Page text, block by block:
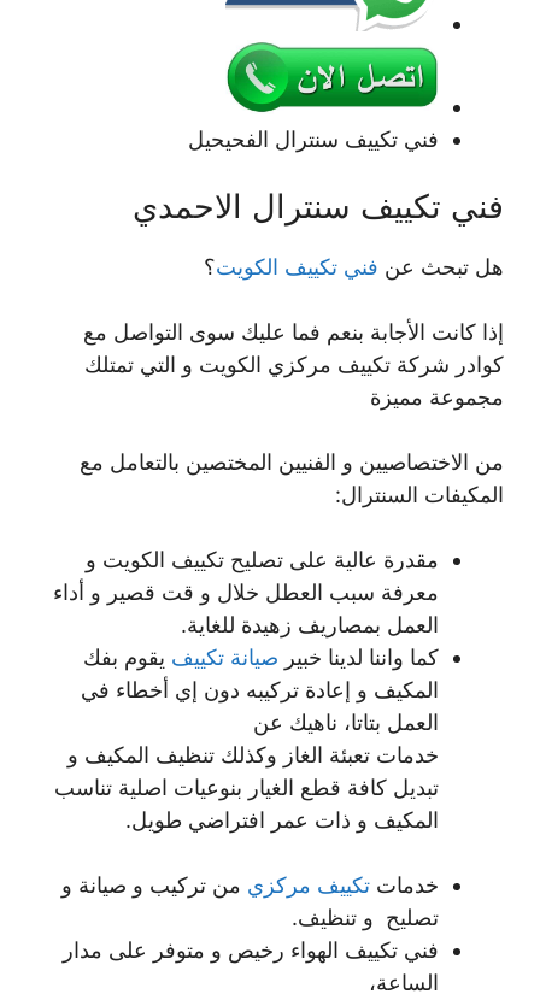
فني تكييف سنترال الفحيحيل
فني تكييف سنترال الاحمدي
هل تبحث عن فني تكييف الكويت؟
إذا كانت الأجابة بنعم فما عليك سوى التواصل مع
كوادر شركة تكييف مركزي الكويت و التي تمتلك
مجموعة مميزة
من الاختصاصيين و الفنيين المختصين بالتعامل مع
المكيفات السنترال:
مقدرة عالية على تصليح تكييف الكويت و
معرفة سبب العطل خلال و قت قصير و أداء
العمل بمصاريف زهيدة للغاية.
كما واننا لدينا خبير صيانة تكييف يقوم بفك
المكيف و إعادة تركيبه دون إي أخطاء في
العمل بتاتا، ناهيك عن
خدمات تعبئة الغاز وكذلك تنظيف المكيف و
تبديل كافة قطع الغيار بنوعيات اصلية تناسب
المكيف و ذات عمر افتراضي طويل.
خدمات تكييف مركزي من تركيب و صيانة و
تصليح و تنظيف.
فني تكييف الهواء رخيص و متوفر على مدار
الساعة،